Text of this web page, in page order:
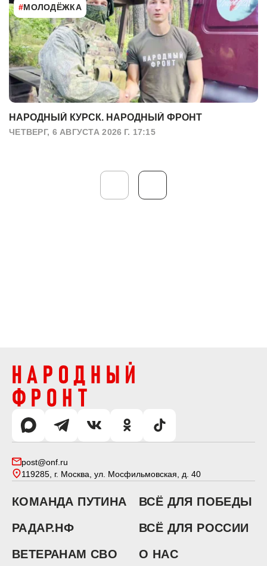
#МОЛОДЁЖКА
НАРОДНЫЙ КУРСК. НАРОДНЫЙ ФРОНТ
ЧЕТВЕРГ, 6 АВГУСТА 2026 Г. 17:15
post@onf.ru
119285, г. Москва, ул. Мосфильмовская, д. 40
КОМАНДА ПУТИНА
ВСЁ ДЛЯ ПОБЕДЫ
РАДАР.НФ
ВСЁ ДЛЯ РОССИИ
ВЕТЕРАНАМ СВО
О НАС